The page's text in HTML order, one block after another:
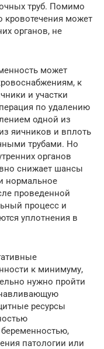
труб. Помимо
кровотечения может
органов, не
может
к
и участки
по удалению
одной из
яичников и вплоть
трубами. Но
органов
снижает шансы
нормальное
проведенной
процесс и
уплотнения в
к минимуму,
нужно пройти
ресурсы
патологии или